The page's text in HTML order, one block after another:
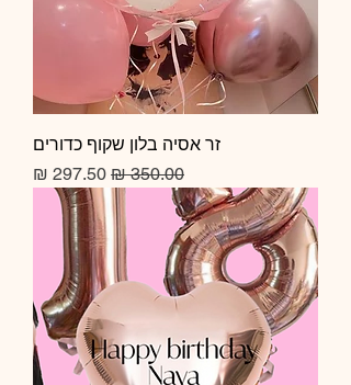
זר אסיה בלון שקוף כדורים
מחיר רגיל מחיר מבצע